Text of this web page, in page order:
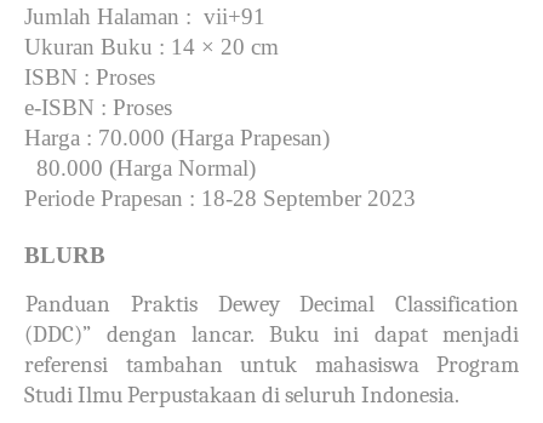
Jumlah Halaman : vii+91
Ukuran Buku : 14 × 20 cm
ISBN : Proses
e-ISBN : Proses
Harga : 70.000 (Harga Prapesan)
80.000 (Harga Normal)
Periode Prapesan : 18-28 September 2023
BLURB
Panduan Praktis Dewey Decimal Classification
(DDC)” dengan lancar. Buku ini dapat menjadi
referensi tambahan untuk mahasiswa Program
Studi Ilmu Perpustakaan di seluruh Indonesia.